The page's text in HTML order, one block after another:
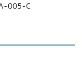
005-C